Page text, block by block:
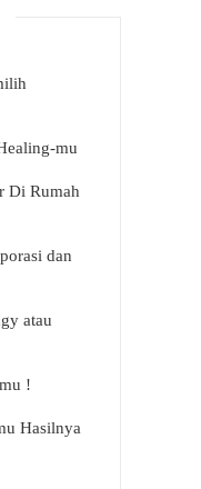
mu
Di Rumah
dan
atau
!
Hasilnya